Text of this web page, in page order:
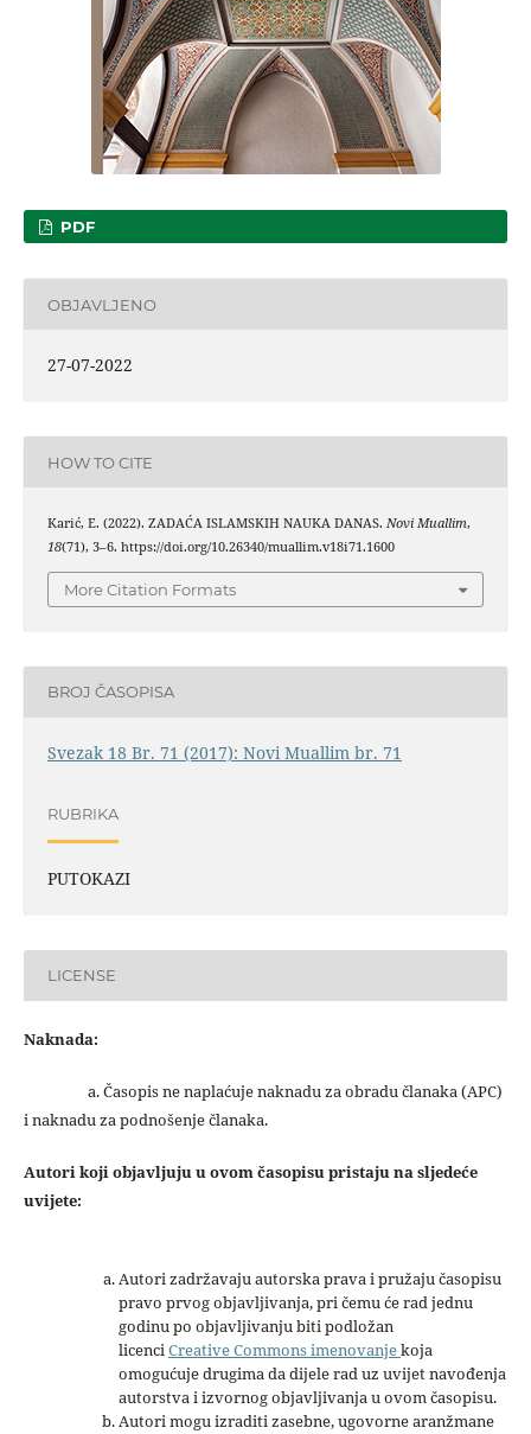
PDF
OBJAVLJENO
27-07-2022
HOW TO CITE
Karić, E. (2022). ZADAĆA ISLAMSKIH NAUKA DANAS. Novi Muallim,
18(71), 3–6. https://doi.org/10.26340/muallim.v18i71.1600
More Citation Formats
BROJ ČASOPISA
Svezak 18 Br. 71 (2017): Novi Muallim br. 71
RUBRIKA
PUTOKAZI
LICENSE
Naknada:
a. Časopis ne naplaćuje naknadu za obradu članaka (APC)
i naknadu za podnošenje članaka.
Autori koji objavljuju u ovom časopisu pristaju na sljedeće
uvijete:
Autori zadržavaju autorska prava i pružaju časopisu
pravo prvog objavljivanja, pri čemu će rad jednu
godinu po objavljivanju biti podložan
licenciCreative Commons imenovanjekoja
omogućuje drugima da dijele rad uz uvijet navođenja
autorstva i izvornog objavljivanja u ovom časopisu.
Autori mogu izraditi zasebne, ugovorne aranžmane